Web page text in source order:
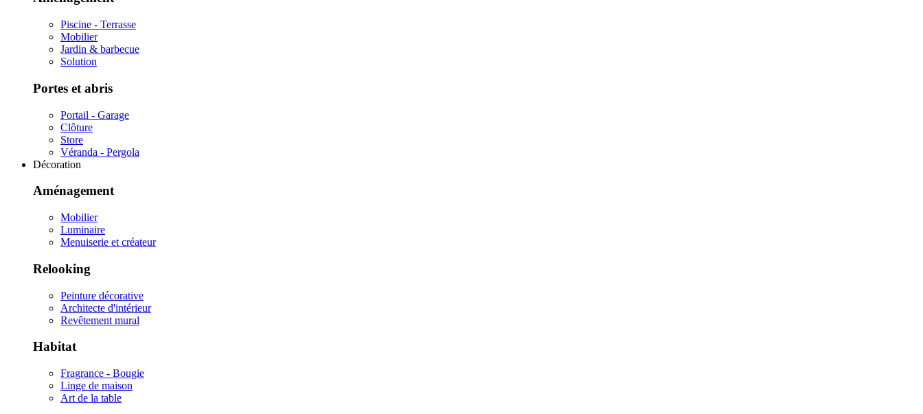
Piscine - Terrasse
Mobilier
Jardin & barbecue
Solution
Portes et abris
Portail - Garage
Clôture
Store
Véranda - Pergola
Décoration
Aménagement
Mobilier
Luminaire
Menuiserie et créateur
Relooking
Peinture décorative
Architecte d'intérieur
Revêtement mural
Habitat
Fragrance - Bougie
Linge de maison
Art de la table